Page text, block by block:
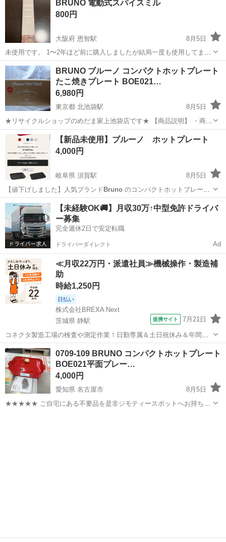
BRUNO 電動式スパイスミル
800円
大阪府 恩智駅
8月5日
未使用です。 1〜2年ほど前に購入しましたが結局一度も使用してませ
ん。 電池は別売りです。 指定場所まで引き取りに来ていただける方限
定でお願いいたします。
大阪 八尾市 恩智駅 生活雑貨
BRUNO ブルーノ コンパクトホットプレート
たこ焼きプレート BOE021…
6,980円
東京都 北池袋駅
8月5日
★リサイクルショップのめだま家上池袋店です★ 【商品説明】 ・商品
名：BRUNO・商品説明：コンパクトホットプレート/たこ焼きプレー
トBOE021です。 ・商品状態：未使用保管品です。 ※素人撮影、...
東京 豊島区 北池袋駅 キッチン家電
【新品未使用】ブルーノ ホットプレート
4,000円
岐阜県 須賀駅
8月5日
【値下げしました】人気ブランド Brunoのコンパクトホットプレート
です。新…
岐阜 羽島市 須賀駅 キッチン家電 ブルーノ
【未経験OK🚚】月収30万↑中型免許ドライバ
ー募集
完全週休2日で安定転職
ドライバーダイレクト Ad
≪月収22万円・派遣社員≫機械操作・製造補
助
時給1,250円
日払い
株式会社BREXA Next
茨城県 静駅
提携サイト 7月21日
コネクタ製造工場の検査や測定作業！日勤専属＆土日祝休み＆年間休
日128日★クリーンルーム内作業★マイカー通勤OK＆無料駐車場あり
★就業先食堂利用可！日払い制度あり！《茨城県常陸大宮市》 人気の
工場のお仕事 ◇コネクタ製造工...
茨城 常陸大宮市
0709-109 BRUNO コンパクトホットプレート
BOE021平面プレー…
4,000円
愛知県 名古屋市
8月5日
★★★★★ ご自宅にある不要品を是非ジモティースポットへお持ち込